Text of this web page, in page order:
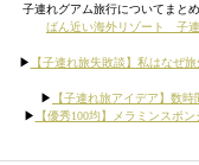
子連れグアム旅行についてまと
ばん近い海外リゾート 子連
▶︎
【子連れ旅失敗談】私はなぜ
▶︎
【子連れ旅アイデア】数
▶︎
【優秀100均】メラミンスポ